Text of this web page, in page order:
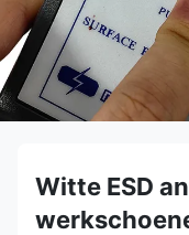
Witte ESD